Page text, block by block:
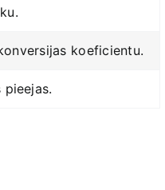
koeficientu.